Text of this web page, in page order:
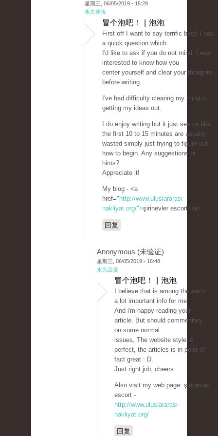
星期三, 06/05/2019 - 15:29
永久连接
冒个泡吧！ | 泡泡
First off I want to say terrific blog! I had
a quick question which
I'd like to ask if you do not mind. I was
interested to know how you
center yourself and clear your thoughts
before writing.
I've had difficulty clearing my mind in
getting my ideas out.
I do enjoy writing but it just seems like
the first 10 to 15 minutes are usually
wasted simply just trying to figure out
how to begin. Any suggestions or
hints?
Appreciate it!
My blog - <a
href=" http://www.uluslararasi-
nakliyat.org/">şirinevler escort</a>
回复
Anonymous (未验证)
星期三, 06/05/2019 - 16:48
永久连接
冒个泡吧！ | 泡泡
I believe that is among the such
a lot important info for me.
And i'm happy reading your
article. But should commentary
on some normal
issues, The website style is
perfect, the articles is in point of
fact great : D.
Just right job, cheers
Also visit my web page: şirinevler
escort -
http://www.uluslararasi-
nakliyat.org/
回复